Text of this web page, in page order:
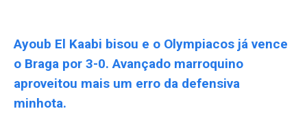
Ayoub El Kaabi bisou e o Olympiacos já vence
o Braga por 3-0. Avançado marroquino
aproveitou mais um erro da defensiva
minhota.